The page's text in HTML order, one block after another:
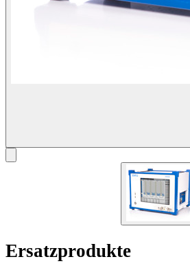
Ersatzprodukte